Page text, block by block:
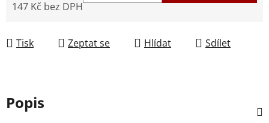
147 Kč bez DPH
Tisk Zeptat se Hlídat Sdílet
Popis